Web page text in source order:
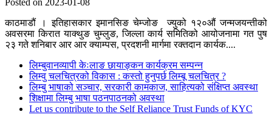
काठमाडौं । इतिहासकार इमानसिङ चेम्जोङ ज्युको १२०औं जन्मजयन्तीको
अवसरमा किरात याक्थुङ चुम्लुङ, जिल्ला कार्य समितिको आयोजनामा गत पुष
२३ गते शनिबार आर आर क्याम्पस, प्रदशनी मार्गमा रक्तदान कार्यक....
लिम्बुवानव्यापी केःलाङ छायाङ्कन कार्यक्रम सम्पन्न
लिम्वु चलचित्रको विकास : कस्तो हुनुपर्छ लिम्बू चलचित्र ?
लिम्बु भाषाको सञ्चार, सरकारी कामकाज, साहित्यको संक्षिप्त अवस्था
शिक्षामा लिम्बु भाषा पठनपाठनको अवस्था
Let us contribute to the Self Reliance Trust Funds of KYC